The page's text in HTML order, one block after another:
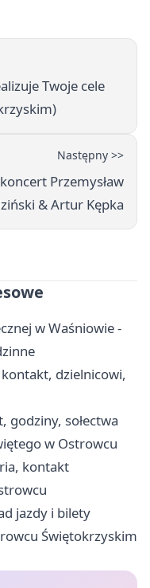
Twoje cele
Następny >>
Przemysław
& Artur Kępka
w Waśniowie -
dzielnicowi,
godziny, sołectwa
w Ostrowcu
kontakt
jazdy i bilety
Świętokrzyskim